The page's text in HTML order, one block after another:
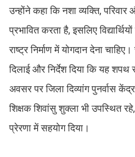
उन्होंने कहा कि नशा व्यक्ति,
प्रभावित करता है, इसलिए
राष्ट्र निर्माण में योगदान देना
दिलाई और निर्देश दिया कि यह शपथ
अवसर पर जिला दिव्यांग पुनर्वास
शिक्षक शिवांसु शुक्ला भी उपस्थित रहे,
प्रेरणा में सहयोग दिया।